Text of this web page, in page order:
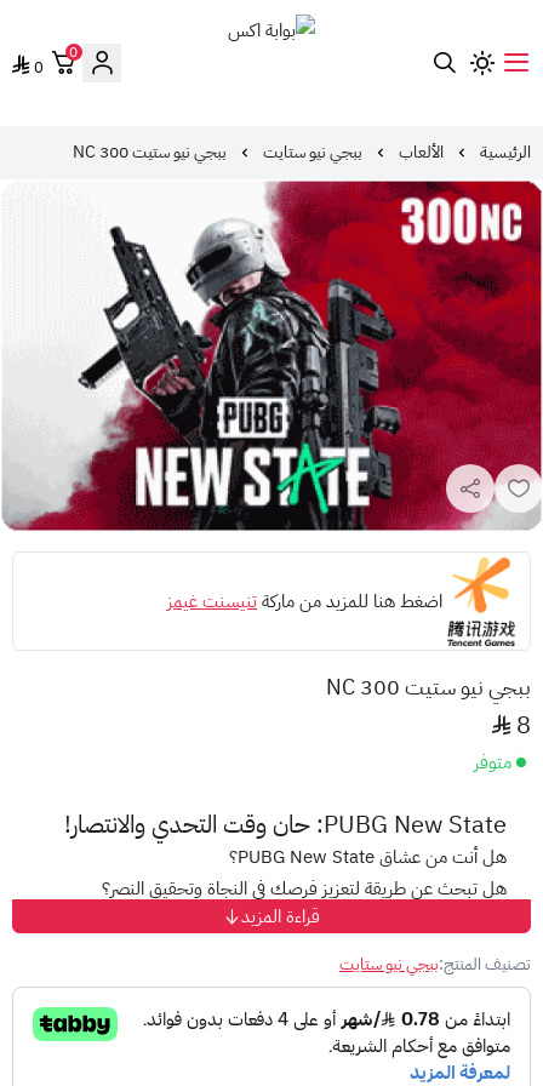
0
0
الرئيسية الألعاب ببجي نيو ستايت ببجي نيو ستيت 300 NC
اضغط هنا للمزيد من ماركةتنيسنت غيمز
ببجي نيو ستيت 300 NC
8
متوفر
PUBG New State: حان وقت التحدي والانتصار!
هل أنت من عشاق PUBG New State؟
هل تبحث عن طريقة لتعزيز فرصك في النجاة وتحقيق النصر؟
الأمثل لك!
مع بطاقات شحن PUBG New State، ستتمكن من:
شحن حسابك وامتلاك كل ما تحتاجه من:أسلحة فتاكة لتُصبح
أقوى لاعب في ساحة المعركة.
قراءة المزيد
تصنيف المنتج:ببجي نيو ستايت